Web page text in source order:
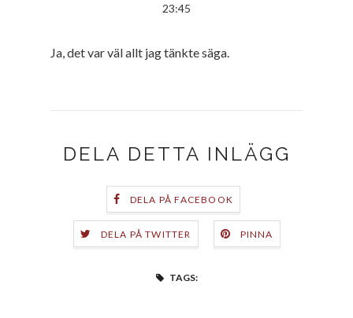
23:45
Ja, det var väl allt jag tänkte säga.
DELA DETTA INLÄGG
DELA PÅ FACEBOOK
DELA PÅ TWITTER PINNA
TAGS: